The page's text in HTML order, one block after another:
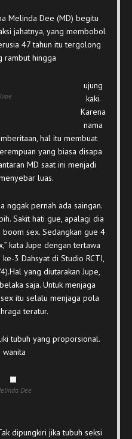
Melinda Dee (MD) begitu
jahatnya, yang membobol
47 tahun itu tergolong
rambut hingga
ujung
kaki.
Karena
nama
hal itu membuat
yang biasa disapa
MD saat ini menjadi
luas.
nggak pernah ada saingan.
Sakit hati gue, apalagi dia
sex. Sedangkan gue 4
kata Jupe dengan tertawa
3 Dahsyat di Studio RCTI,
yang diutarakan Jupe,
saja. Untuk menjaga
itu selalu menjaga pola
teratur.
tubuh yang proporsional.
wanita
Dee
dipungkiri jika tubuh seksi